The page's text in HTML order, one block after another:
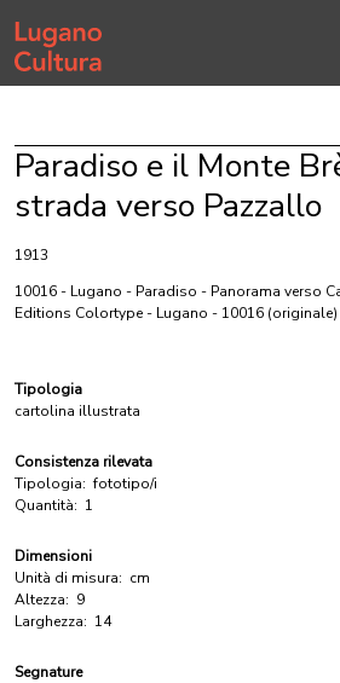
Home page
Paradiso e il Monte
strada verso Pazzallo
1913
10016 - Lugano - Paradiso - Panorama verso
Editions Colortype - Lugano - 10016 (originale)
Tipologia
cartolina illustrata
Consistenza rilevata
Tipologia: fototipo/i
Quantità: 1
Dimensioni
Unità di misura: cm
Altezza: 9
Larghezza: 14
Segnature